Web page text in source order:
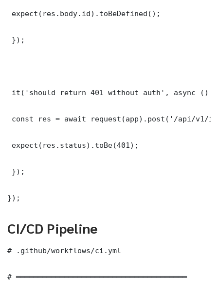
expect(res.body.id).toBeDefined();
});
it('should return 401 without auth', async ()
const res = await request(app).post('/api/v1/
expect(res.status).toBe(401);
});
});
CI/CD Pipeline
# .github/workflows/ci.yml
# ═══════════════════════════════════════